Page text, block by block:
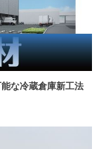
な冷蔵倉庫新工法